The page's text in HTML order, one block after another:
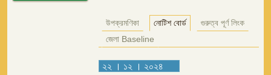
উপক্রমণিকা নোটিশ বোর্ড
গুরুত্ব পূর্ণ লিংক
জেলা Baseline
২২ । ১২ । ২০২৪